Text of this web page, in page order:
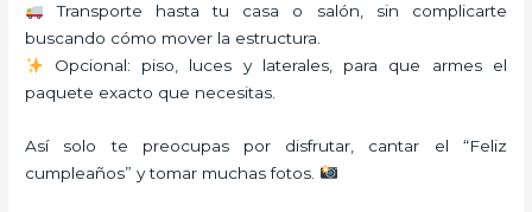
Transporte hasta tu casa o salón, sin complicarte
buscando cómo mover la estructura.
Opcional: piso, luces y laterales, para que armes el
paquete exacto que necesitas.
Así solo te preocupas por disfrutar, cantar el “Feliz
cumpleaños” y tomar muchas fotos.